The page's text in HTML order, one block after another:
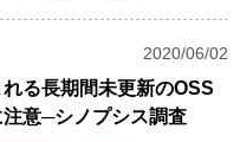
2020/06/02
る長期間未更新のOSS
意─シノプシス調査